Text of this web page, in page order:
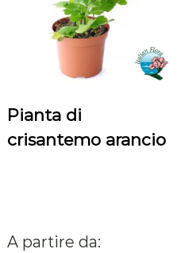
Pianta di
crisantemo arancio
A partire da: